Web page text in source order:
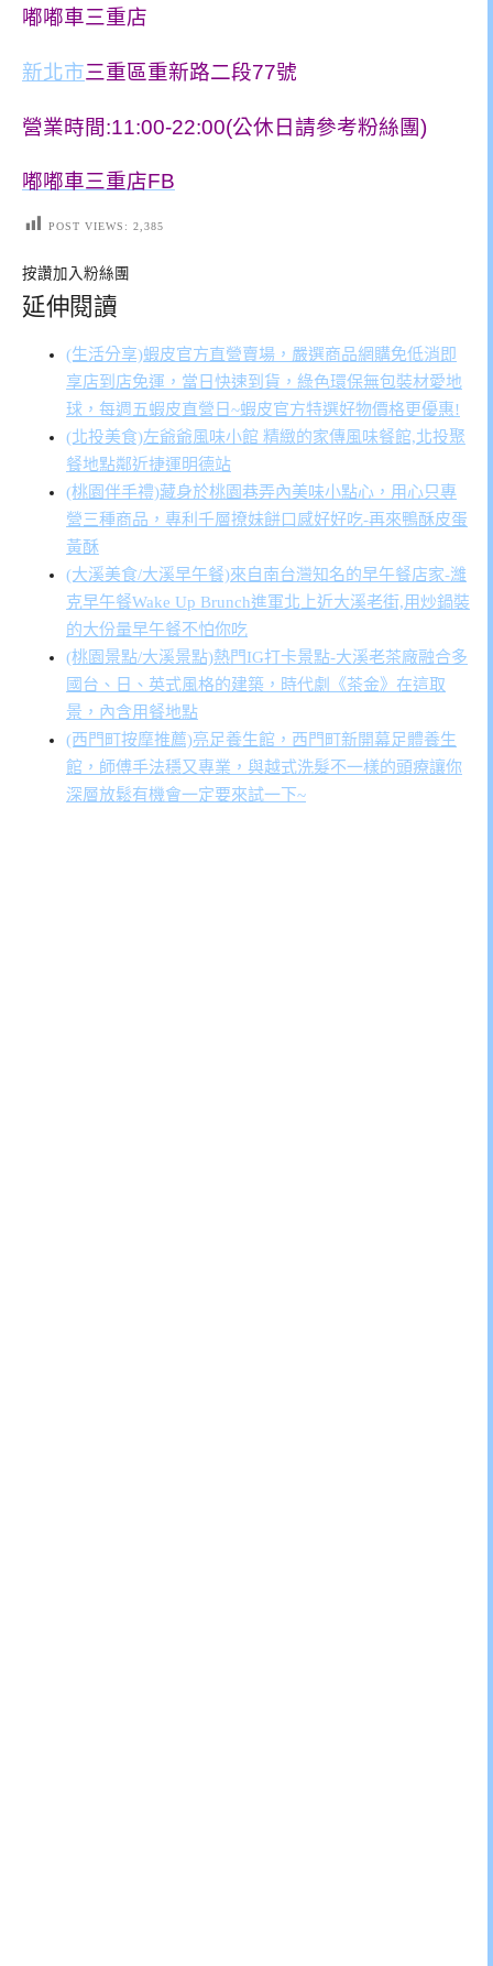
嘟嘟車三重店
新北市三重區重新路二段77號
營業時間:11:00-22:00(公休日請參考粉絲團)
嘟嘟車三重店FB
POST VIEWS: 2,385
按讚加入粉絲團
延伸閱讀
(生活分享)蝦皮官方直營賣場，嚴選商品網購免低消即
享店到店免運，當日快速到貨，綠色環保無包裝材愛地
球，每週五蝦皮直營日~蝦皮官方特選好物價格更優惠!
(北投美食)左爺爺風味小館 精緻的家傳風味餐館,北投聚
餐地點鄰近捷運明德站
(桃園伴手禮)藏身於桃園巷弄內美味小點心，用心只專
營三種商品，專利千層撩妹餅口感好好吃-再來鴨酥皮蛋
黃酥
(大溪美食/大溪早午餐)來自南台灣知名的早午餐店家-濰
克早午餐Wake Up Brunch進軍北上近大溪老街,用炒鍋裝
的大份量早午餐不怕你吃
(桃園景點/大溪景點)熱門IG打卡景點-大溪老茶廠融合多
國台、日、英式風格的建築，時代劇《茶金》在這取
景，內含用餐地點
(西門町按摩推薦)亮足養生館，西門町新開幕足體養生
館，師傅手法穩又專業，與越式洗髮不一樣的頭療讓你
深層放鬆有機會一定要來試一下~